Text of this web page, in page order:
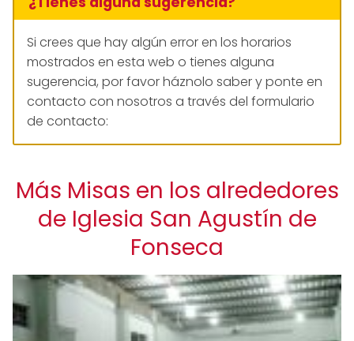
Si crees que hay algún error en los horarios
mostrados en esta web o tienes alguna
sugerencia, por favor háznolo saber y ponte en
contacto con nosotros a través del formulario
de contacto:
Más Misas en los alrededores
de Iglesia San Agustín de
Fonseca